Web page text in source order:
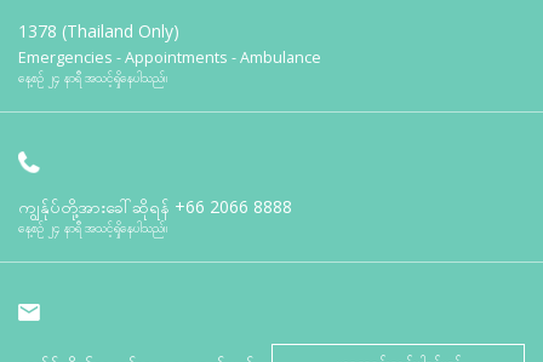
1378 (Thailand Only)
Emergencies - Appointments - Ambulance
နေ့စဉ် ၂၄ နာရီ အသင့်ရှိနေပါသည်။
ကျွန်ုပ်တို့အားခေါ်ဆိုရန် +66 2066 8888
နေ့စဉ် ၂၄ နာရီ အသင့်ရှိနေပါသည်။